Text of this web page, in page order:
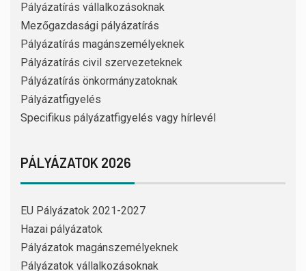
Pályázatírás vállalkozásoknak
Mezőgazdasági pályázatírás
Pályázatírás magánszemélyeknek
Pályázatírás civil szervezeteknek
Pályázatírás önkormányzatoknak
Pályázatfigyelés
Specifikus pályázatfigyelés vagy hírlevél
PÁLYÁZATOK 2026
EU Pályázatok 2021-2027
Hazai pályázatok
Pályázatok magánszemélyeknek
Pályázatok vállalkozásoknak